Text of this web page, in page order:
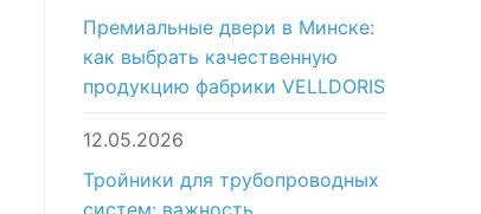
Премиальные двери в Минске:
как выбрать качественную
продукцию фабрики VELLDORIS
12.05.2026
Тройники для трубопроводных